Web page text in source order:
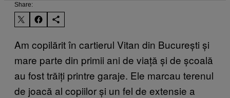
Share:
Am copilărit în cartierul Vitan din București și
mare parte din primii ani de viață și de școală
au fost trăiți printre garaje. Ele marcau terenul
de joacă al copiilor și un fel de extensie a